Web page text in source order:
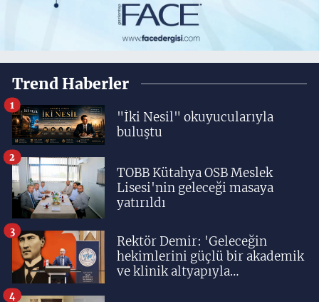
Trend Haberler
"İki Nesil" okuyucularıyla
buluştu
1
TOBB Kütahya OSB Meslek
Lisesi'nin geleceği masaya
yatırıldı
2
Rektör Demir: 'Geleceğin
hekimlerini güçlü bir akademik
ve klinik altyapıyla
3
4